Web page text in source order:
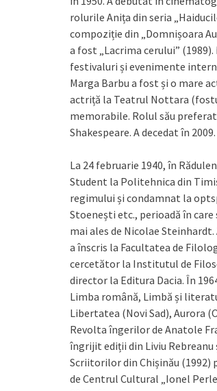
rolurile Anița din seria
compoziție din „Domnișoara
a fost „Lacrima cerului”
festivaluri și evenimente
Marga Barbu a fost și o mare
actriță la Teatrul Nottara
memorabile. Rolul său
Shakespeare. A decedat în 2009.
La 24 februarie 1940, în
Student la Politehnica din
regimului și condamnat la
Stoenești etc., perioadă în
mai ales de Nicolae
a înscris la Facultatea de
cercetător la Institutul de
director la Editura Dacia. În
Limba română, Limbă și
Libertatea (Novi Sad), Aurora
Revolta îngerilor de Anatole
îngrijit ediții din Liviu
Scriitorilor din Chișinău (1992)
de Centrul Cultural „Ionel